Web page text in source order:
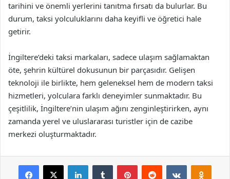
tarihini ve önemli yerlerini tanıtma fırsatı da bulurlar. Bu
durum, taksi yolculuklarını daha keyifli ve öğretici hale
getirir.
İngiltere’deki taksi markaları, sadece ulaşım sağlamaktan
öte, şehrin kültürel dokusunun bir parçasıdır. Gelişen
teknoloji ile birlikte, hem geleneksel hem de modern taksi
hizmetleri, yolculara farklı deneyimler sunmaktadır. Bu
çeşitlilik, İngiltere’nin ulaşım ağını zenginleştirirken, aynı
zamanda yerel ve uluslararası turistler için de cazibe
merkezi oluşturmaktadır.
Facebook
X LinkedInTumblr PinterestReddit VKontakte